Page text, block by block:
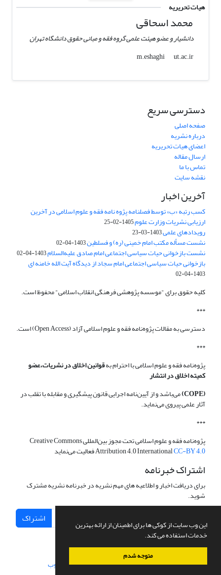
این وب سایت از کوکی ها برای اطمینان از ارائه بهترین
خدمات استفاده می کند.
متوجه شدم
هیات تحریریه
محمد اسحاقی
دانشیار و عضو هیئت علمی گروه فقه و مبانی حقوق دانشگاه تهران
m.eshaghi
ut.ac.ir
دسترسی سریع
صفحه اصلی
درباره نشریه
اعضای هیات تحریریه
ارسال مقاله
تماس با ما
نقشه سایت
آخرین اخبار
کسب رتبه «ب» توسط فصلنامه پژوه نامه فقه و علوم اسلامی در آخرین
ارزیابی نشریات وزارت علوم1405-02-25
رویدادهای علمی1403-03-23
نشست مسأله مکتب امام خمینی (ره) و فسلطین1403-04-02
نشست بازخوانی حیات سیاسی اجتماعی امام صادق علیه‌السلام1403-04-02
بازخوانی حیات سیاسی اجتماعی امام سجاد از دیدگاه آیت الله خامنه ای
1403-04-02
کلیه حقوق برای "موسسه پژوهشی فرهنگی انقلاب اسلامی" محفوظ است.
***
دسترسی به مقالات پژوه‌نامه فقه و علوم اسلامی آزاد (Open Access) است.
***
پژوه‌نامه فقه و علوم اسلامی با احترام بهقوانین اخلاق در نشریات،عضو
کمیته اخلاق در انتشار
(COPE)
می‌باشد و از آیین‌نامه اجرایی قانون پیشگیری و مقابله با تقلب در
آثار علمی پیروی می‌نماید.
***
پژوه‌نامه فقه و علوم اسلامی تحت مجوز بین‌المللی Creative Commons
Attribution 4.0 InternationalCC-BY 4.0 فعالیت می‌نماید
اشتراک خبرنامه
برای دریافت اخبار و اطلاعیه های مهم نشریه در خبرنامه نشریه مشترک
شوید.
اشتراک
سامانه مدیریت نشریات علمی.طراحی و پیاده سازی از سیناوب